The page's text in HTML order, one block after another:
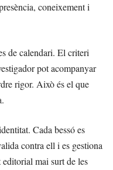
coneixement i
de calendari. El criteri
pot acompanyar
rigor. Això és el que
Cada bessó es
contra ell i es gestiona
mai surt de les